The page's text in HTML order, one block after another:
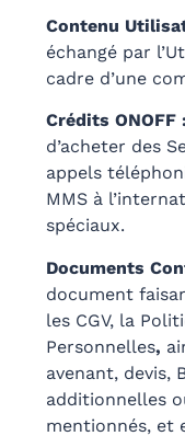
Contenu
échangé par
cadre d’une
Crédits ONOFF :
d’acheter des
appels
MMS à
spéciaux.
Documents
document
les CGV, la P
Personnelles,
avenant, devis,
additionnelles
mentionnés, et